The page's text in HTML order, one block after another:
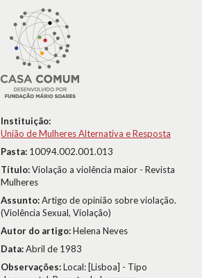
Instituição:
União de Mulheres Alternativa e Resposta
Pasta: 10094.002.001.013
Título:Violação a violência maior - Revista
Mulheres
Assunto:Artigo de opinião sobre violação.
(Violência Sexual, Violação)
Autor do artigo:Helena Neves
Data:Abril de 1983
Observações:Local: [Lisboa] - Tipo